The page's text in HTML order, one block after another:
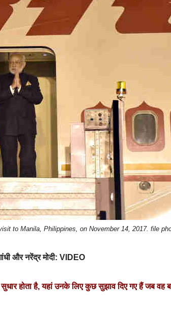
to Manila, Philippines, on November 14, 2017. file
और नरेंद्र मोदी: VIDEO
सुधार होता है, यहां उनके लिए कुछ सुझाव दिए गए हैं जब वह